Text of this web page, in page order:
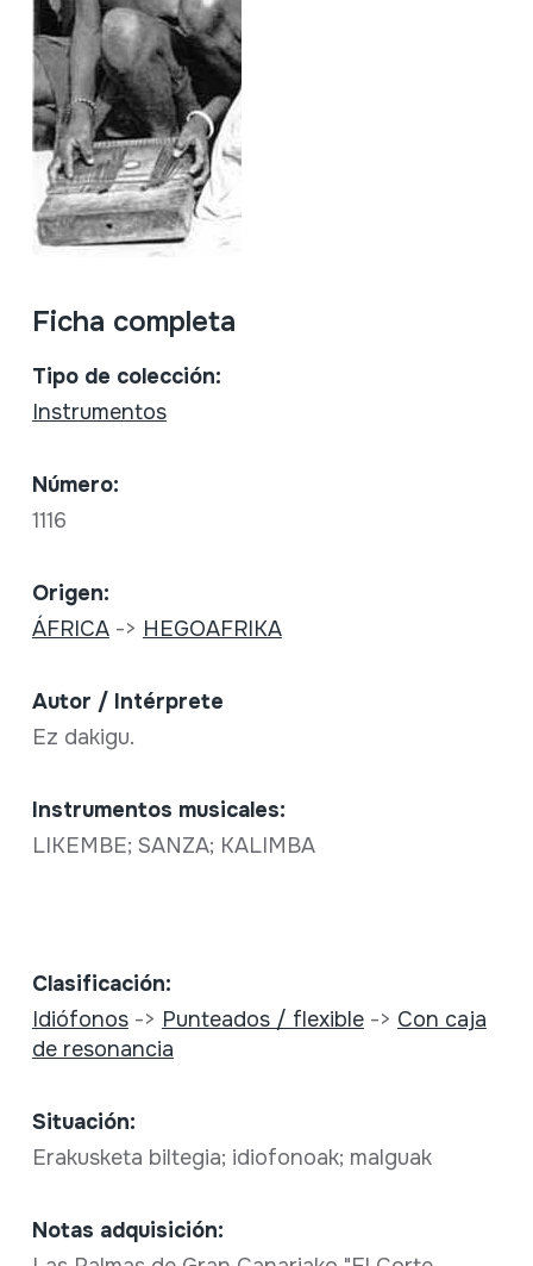
Ficha completa
Tipo de colección:
Instrumentos
Número:
1116
Origen:
ÁFRICA-> HEGOAFRIKA
Autor / Intérprete
Ez dakigu.
Instrumentos musicales:
LIKEMBE; SANZA; KALIMBA
Clasificación:
Idiófonos-> Punteados / flexible-> Con caja
de resonancia
Situación:
Erakusketa biltegia; idiofonoak; malguak
Notas adquisición: